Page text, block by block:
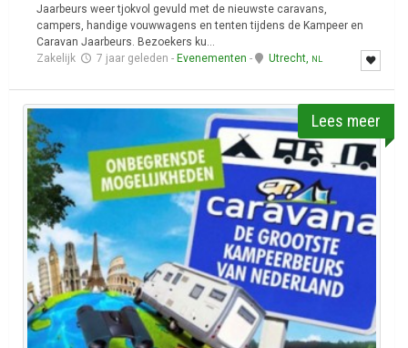
Jaarbeurs weer tjokvol gevuld met de nieuwste caravans,
campers, handige vouwwagens en tenten tijdens de Kampeer en
Caravan Jaarbeurs. Bezoekers ku...
Zakelijk
7 jaar geleden - Evenementen - Utrecht, NL
Lees meer